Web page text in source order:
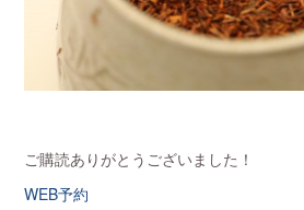
ご購読ありがとうございました！
WEB予約